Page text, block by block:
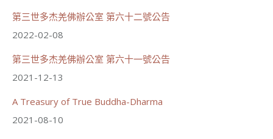
June 22, 2026, 10:11 AM
[世界佛教正心會 新聞報導]
孤！
#正心會
#基隆榮服處
#花蓮榮家
第三世多杰羌佛辦公室 第六十二號公告
2022-02-08
第三世多杰羌佛辦公室 第六十一號公告
2021-12-13
A Treasury of True Buddha-Dharma
2021-08-10